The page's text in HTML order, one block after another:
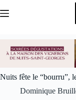
contenu
Nuits fête le “bourru”,
Dominique